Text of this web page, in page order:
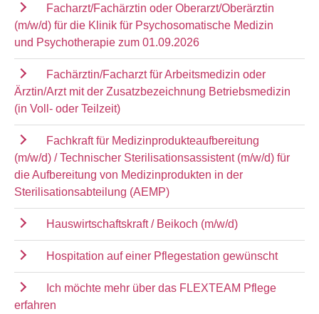
Facharzt/Fachärztin oder Oberarzt/Oberärztin
(m/w/d) für die Klinik für Psychosomatische Medizin
und Psychotherapie zum 01.09.2026
Fachärztin/Facharzt für Arbeitsmedizin oder
Ärztin/Arzt mit der Zusatzbezeichnung Betriebsmedizin
(in Voll- oder Teilzeit)
Fachkraft für Medizinprodukteaufbereitung
(m/w/d) / Technischer Sterilisationsassistent (m/w/d) für
die Aufbereitung von Medizinprodukten in der
Sterilisationsabteilung (AEMP)
Hauswirtschaftskraft / Beikoch (m/w/d)
Hospitation auf einer Pflegestation gewünscht
Ich möchte mehr über das FLEXTEAM Pflege
erfahren